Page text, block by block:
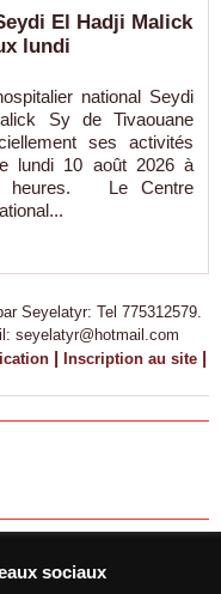
El Hadji Malick
lundi
national Seydi
Sy de Tivaouane
ses activités
lundi 10 août 2026 à
heures. Le Centre
Seyelatyr: Tel 775312579.
seyelatyr@hotmail.com
| Inscription au site |
sociaux